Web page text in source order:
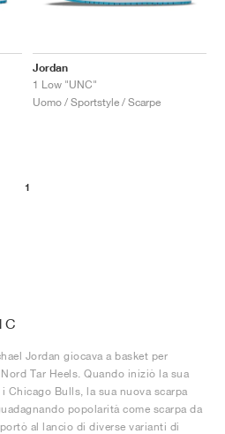
Jordan
1 Low "UNC"
Uomo / Sportstyle / Scarpe
1
Jordan giocava a basket per
Tar Heels. Quando iniziò la sua
Chicago Bulls, la sua nuova scarpa
popolarità come scarpa da
al lancio di diverse varianti di